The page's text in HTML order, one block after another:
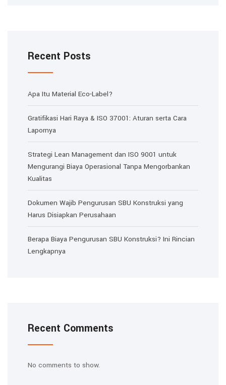
Recent Posts
Apa Itu Material Eco-Label?
Gratifikasi Hari Raya & ISO 37001: Aturan serta Cara
Lapornya
Strategi Lean Management dan ISO 9001 untuk
Mengurangi Biaya Operasional Tanpa Mengorbankan
Kualitas
Dokumen Wajib Pengurusan SBU Konstruksi yang
Harus Disiapkan Perusahaan
Berapa Biaya Pengurusan SBU Konstruksi? Ini Rincian
Lengkapnya
Recent Comments
No comments to show.